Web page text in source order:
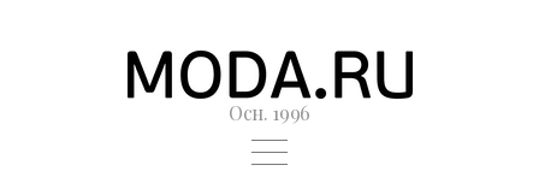
Осн. 1996